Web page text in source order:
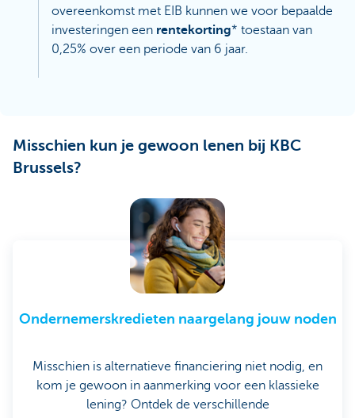
overeenkomst met EIB kunnen we voor bepaalde
investeringen een rentekorting* toestaan van
0,25% over een periode van 6 jaar.
Misschien kun je gewoon lenen bij KBC
Brussels?
Ondernemerskredieten naargelang jouw noden
Misschien is alternatieve financiering niet nodig, en
kom je gewoon in aanmerking voor een klassieke
lening? Ontdek de verschillende